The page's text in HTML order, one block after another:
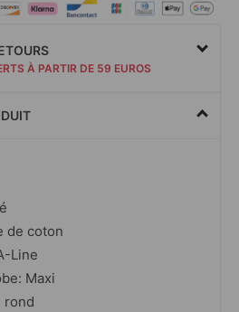
À PARTIR DE 59 EUROS
de coton
Line
Maxi
rond